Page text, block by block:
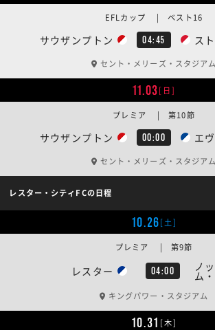
サウザンプトン 04:45 ス
EFLカップ | ベスト16
セント・メリーズ・スタジアム
11.03[日]
サウザンプトン 00:00 エ
プレミア | 第10節
セント・メリーズ・スタジアム
レスター・シティFCの日程
10.26[土]
レスター 04:00 ノ
ム
プレミア | 第9節
キングパワー・スタジアム
10.31 [木]